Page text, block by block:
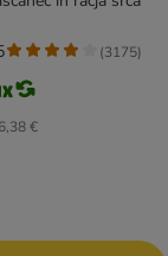
€
(3175)